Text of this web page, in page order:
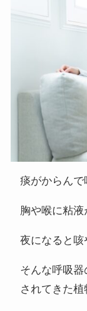
痰がからんで
胸や喉に粘液
夜になると咳
そんな呼吸
されてきた植